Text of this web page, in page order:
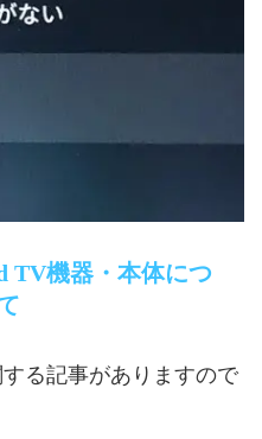
TV機器・本体につ
る記事がありますので